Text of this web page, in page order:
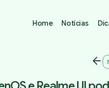
Home Notícias